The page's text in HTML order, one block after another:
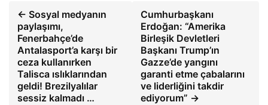
← Sosyal medyanın
paylaşımı,
Fenerbahçe’de
Antalasport’a karşı bir
ceza kullanırken
Talisca ıslıklarından
geldi! Brezilyalılar
sessiz kalmadı …
Cumhurbaşkanı
Erdoğan: “Amerika
Birleşik Devletleri
Başkanı Trump’ın
Gazze’de yangını
garanti etme çabalarını
ve liderliğini takdir
ediyorum” →